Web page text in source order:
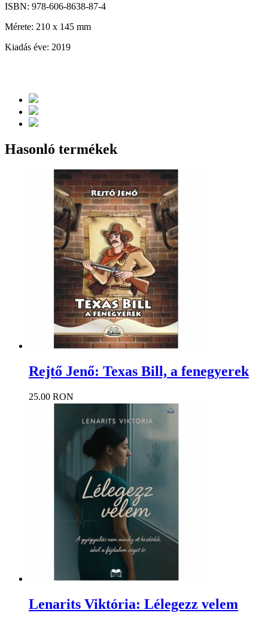
ISBN: 978-606-8638-87-4
Mérete: 210 x 145 mm
Kiadás éve: 2019
Hasonló termékek
Rejtő Jenő: Texas Bill, a fenegyerek
25.00 RON
Lenarits Viktória: Lélegezz velem